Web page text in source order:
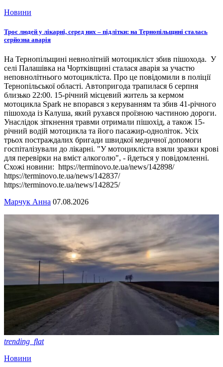
Новини
Троє людей у лікарні, серед них – підлітки: на Тернопільщині сталась
серйозна аварія
На Тернопільщині невнолітній мотоцикліст збив пішохода. У
селі Палашівка на Чортківщині сталася аварія за участю
неповнолітнього мотоцикліста. Про це повідомили в поліції
Тернопільської області. Автопригода трапилася 6 серпня
близько 22:00. 15-річний місцевий житель за кермом
мотоцикла Spark не впорався з керуванням та збив 41-річного
пішохода із Калуша, який рухався проїзною частиною дороги.
Унаслідок зіткнення травми отримали пішохід, а також 15-
річний водій мотоцикла та його пасажир-одноліток. Усіх
трьох постраждалих бригади швидкої медичної допомоги
госпіталізували до лікарні. "У мотоцикліста взяли зразки крові
для перевірки на вміст алкоголю", - йдеться у повідомленні.
Схожі новини: https://terminovo.te.ua/news/142898/
https://terminovo.te.ua/news/142837/
https://terminovo.te.ua/news/142825/
Марчук Анна 07.08.2026
trending_flat
Новини